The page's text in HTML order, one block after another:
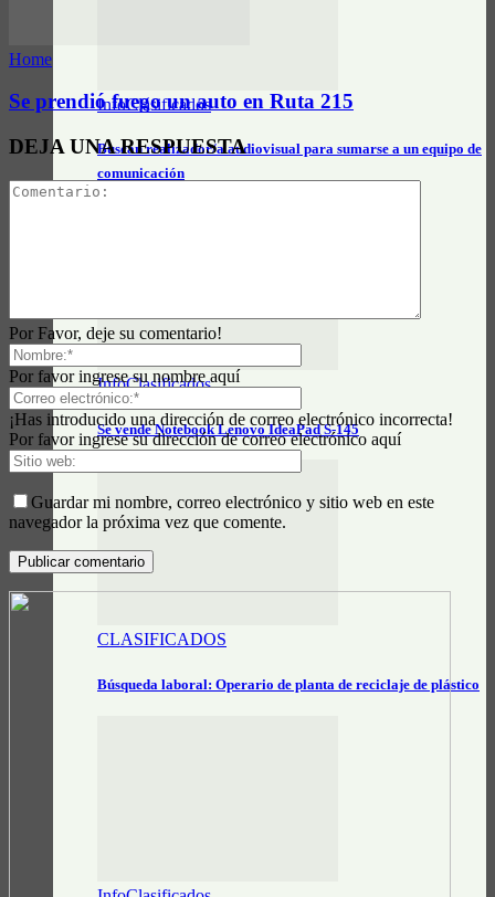
InfoClasificados
Buscan realizador/a audiovisual para sumarse a un equipo de
comunicación
InfoClasificados
Se vende Notebook Lenovo IdeaPad S-145
CLASIFICADOS
Búsqueda laboral: Operario de planta de reciclaje de plástico
Home
Se prendió fuego un auto en Ruta 215
DEJA UNA RESPUESTA
Por Favor, deje su comentario!
Por favor ingrese su nombre aquí
¡Has introducido una dirección de correo electrónico incorrecta!
Por favor ingrese su dirección de correo electrónico aquí
Guardar mi nombre, correo electrónico y sitio web en este
navegador la próxima vez que comente.